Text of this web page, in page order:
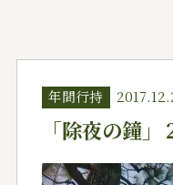
年間行持
「除夜の鐘」
動